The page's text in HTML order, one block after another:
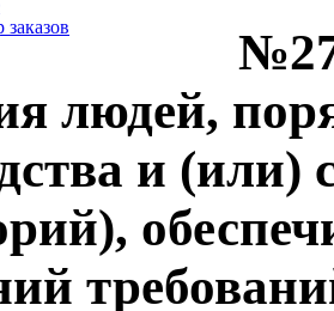
заказов
людей,
и